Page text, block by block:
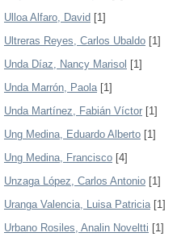
Ulloa Alfaro, David [1]
Ultreras Reyes, Carlos Ubaldo [1]
Unda Díaz, Nancy Marisol [1]
Unda Marrón, Paola[1]
Unda Martínez, Fabián Víctor [1]
Ung Medina, Eduardo Alberto [1]
Ung Medina, Francisco [4]
Unzaga López, Carlos Antonio [1]
Uranga Valencia, Luisa Patricia[1]
Urbano Rosiles, Analin Noveltti [1]